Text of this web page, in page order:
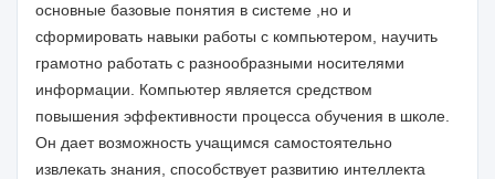
основные базовые понятия в системе ,но и
сформировать навыки работы с компьютером, научить
грамотно работать с разнообразными носителями
информации. Компьютер является средством
повышения эффективности процесса обучения в школе.
Он дает возможность учащимся самостоятельно
извлекать знания, способствует развитию интеллекта